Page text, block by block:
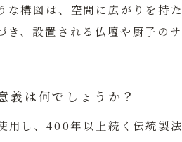
な構図は、空間に広がりを持た
、設置される仏壇や厨子のサ
義は何でしょうか？
用し、400年以上続く伝統製法